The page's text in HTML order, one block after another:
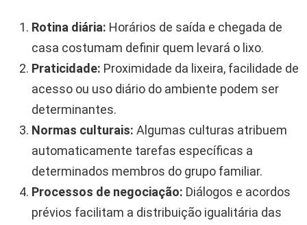
Rotina diária: Horários de saída e chegada de
casa costumam definir quem levará o lixo.
Praticidade: Proximidade da lixeira, facilidade de
acesso ou uso diário do ambiente podem ser
determinantes.
Normas culturais: Algumas culturas atribuem
automaticamente tarefas específicas a
determinados membros do grupo familiar.
Processos de negociação: Diálogos e acordos
prévios facilitam a distribuição igualitária das